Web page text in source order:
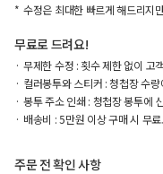
수정은 최대한 빠르게 해드리지
무료로 드려요!
무제한 수정 : 횟수 제한 없이 고
컬러봉투와 스티커 : 청첩장 수
봉투 주소 인쇄 : 청첩장 봉투에
배송비 : 5만원 이상 구매 시 무
주문 전 확인 사항